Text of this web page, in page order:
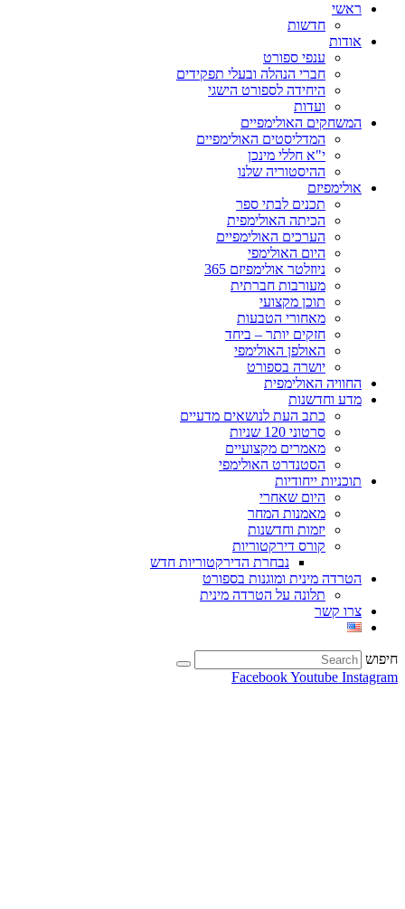
ראשי
חדשות
אודות
ענפי ספורט
חברי הנהלה ובעלי תפקידים
היחידה לספורט הישגי
ועדות
המשחקים האולימפיים
המדליסטים האולימפיים
י"א חללי מינכן
ההיסטוריה שלנו
אולימפיזם
תכנים לבתי ספר
הכיתה האולימפית
הערכים האולימפיים
היום האולימפי
ניוזלטר אולימפיזם 365
מעורבות חברתית
תוכן מקצועי
מאחורי הטבעות
חזקים יותר – ביחד
האולפן האולימפי
יושרה בספורט
החוויה האולימפית
מדע וחדשנות
כתב העת לנושאים מדעיים
סרטוני 120 שניות
מאמרים מקצועיים
הסטנדרט האולימפי
תוכניות ייחודיות
היום שאחרי
מאמנות המחר
יזמות וחדשנות
קורס דירקטוריות
נבחרת הדירקטוריות חדש
הטרדה מינית ומוגנות בספורט
תלונה על הטרדה מינית
צרו קשר
חיפוש
FacebookYoutube Instagram